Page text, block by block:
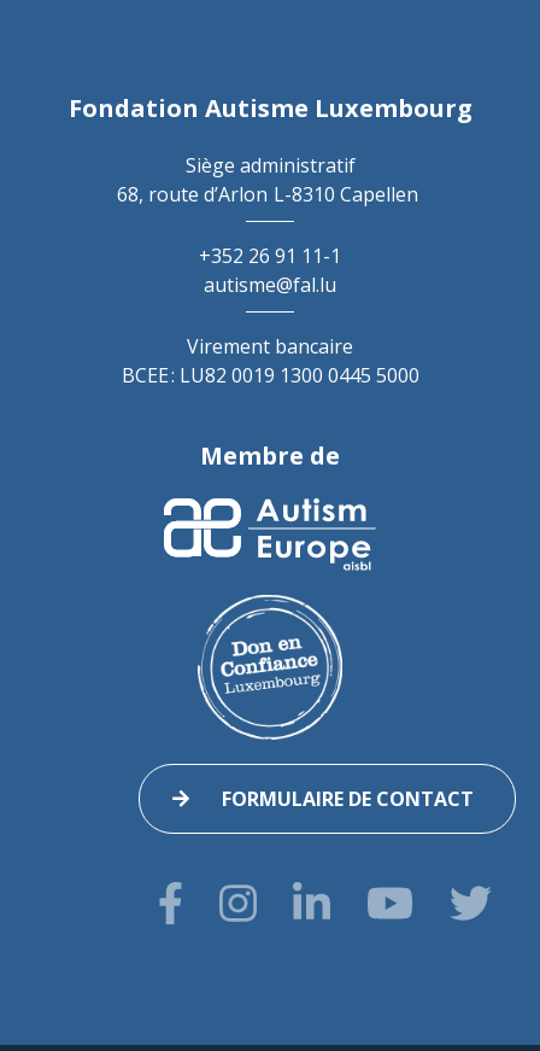
Fondation Autisme Luxembourg
Siège administratif
68, route d’Arlon L-8310 Capellen
+352 26 91 11-1
autisme@fal.lu
Virement bancaire
BCEE : LU82 0019 1300 0445 5000
Membre de
FORMULAIRE DE CONTACT